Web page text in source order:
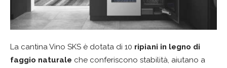
La cantina Vino SKS è dotata di 10 ripiani in legno di
faggio naturale che conferiscono stabilità, aiutano a